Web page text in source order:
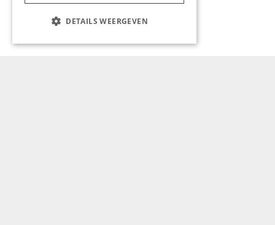
DETAILS WEERGEVEN